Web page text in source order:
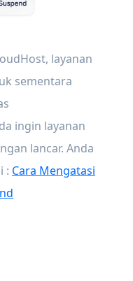
layanan
sementara
ingin layanan
lancar. Anda
: Cara Mengatasi